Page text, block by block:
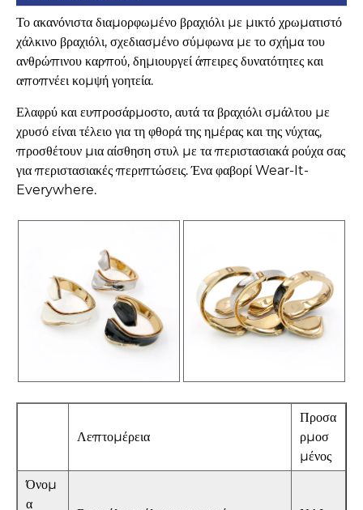
Το ακανόνιστα διαμορφωμένο βραχιόλι με μικτό χρωματιστό
χάλκινο βραχιόλι, σχεδιασμένο σύμφωνα με το σχήμα του
ανθρώπινου καρπού, δημιουργεί άπειρες δυνατότητες και
αποπνέει κομψή γοητεία.
Ελαφρύ και ευπροσάρμοστο, αυτά τα βραχιόλι σμάλτου με
χρυσό είναι τέλειο για τη φθορά της ημέρας και της νύχτας,
προσθέτουν μια αίσθηση στυλ με τα περιστασιακά ρούχα σας
για περιστασιακές περιπτώσεις. Ένα φαβορί Wear-It-
Everywhere.
Λεπτομέρεια
Προσα
ρμοσ
μένος
Όνομ
α